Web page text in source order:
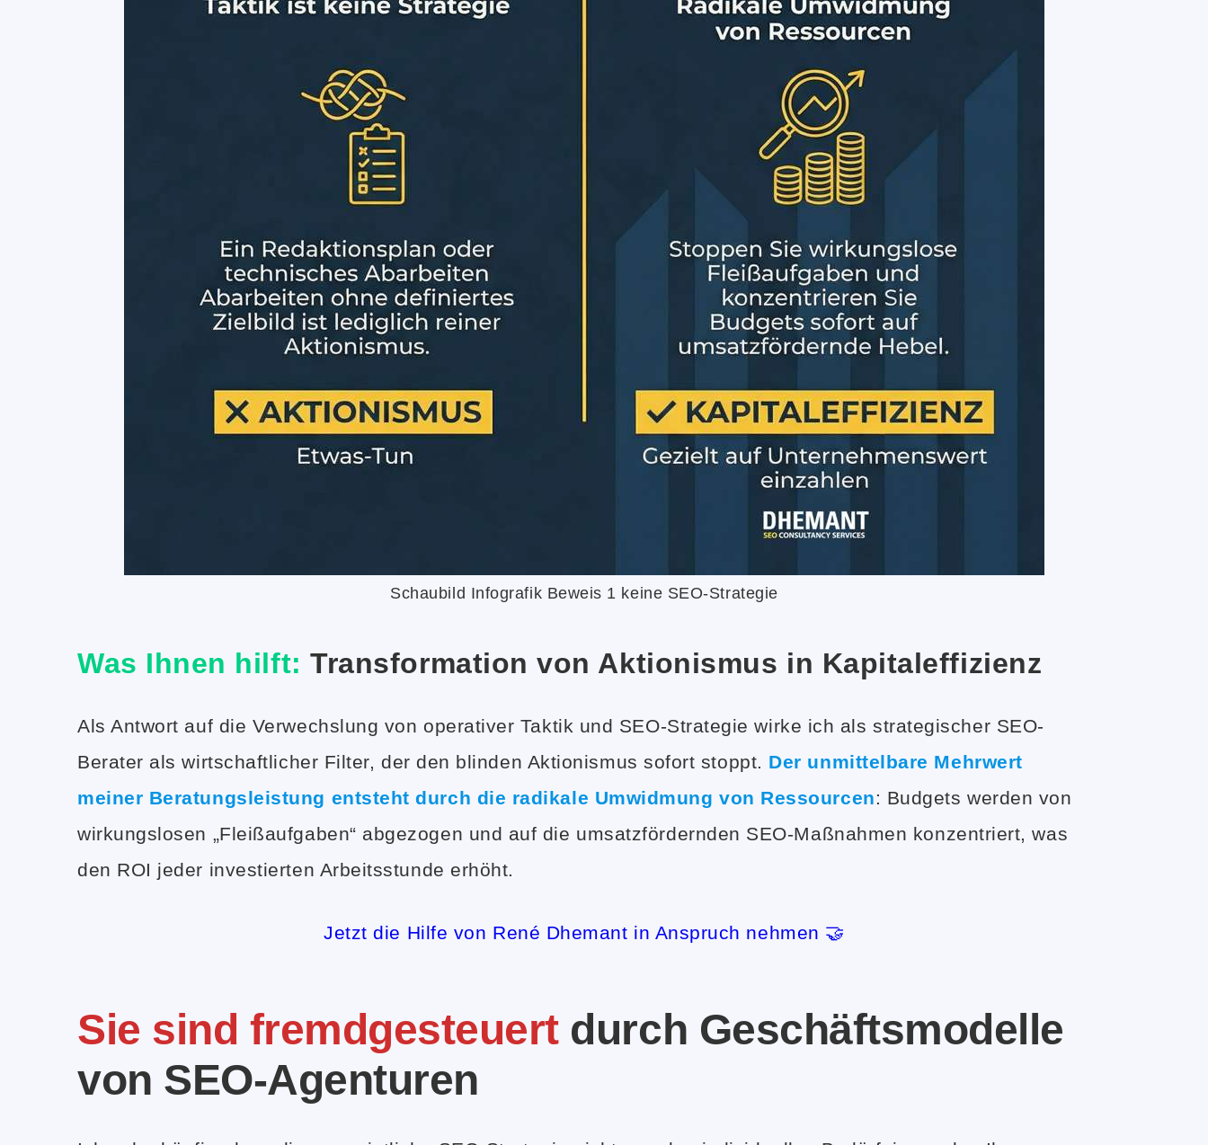
Schaubild Infografik Beweis 1 keine SEO-Strategie
Was Ihnen hilft: Transformation von Aktionismus in Kapitaleffizienz
Als Antwort auf die Verwechslung von operativer Taktik und SEO-Strategie wirke ich als strategischer SEO-
Berater als wirtschaftlicher Filter, der den blinden Aktionismus sofort stoppt. Der unmittelbare Mehrwert
meiner Beratungsleistung entsteht durch die radikale Umwidmung von Ressourcen: Budgets werden von
wirkungslosen „Fleißaufgaben“ abgezogen und auf die umsatzfördernden SEO-Maßnahmen konzentriert, was
den ROI jeder investierten Arbeitsstunde erhöht.
Jetzt die Hilfe von René Dhemant in Anspruch nehmen 🤝
Sie sind fremdgesteuertdurch Geschäftsmodelle
von SEO-Agenturen